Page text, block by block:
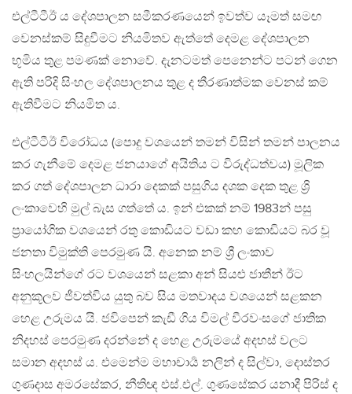
එල්ටීටීඊ ය දේශපාලන සමීකරණයෙන් ඉවත්ව යෑමත් සමඟ
වෙනස්කම් සිදුවීමට නියමිතව ඇත්තේ දෙමළ දේශපාලන
භූමිය තුළ පමණක් නොවේ. දැනටමත් පෙනෙන්ට පටන් ගෙන
ඇති පරිදි සිංහල දේශපාලනය තුළ ද තීරණාත්මක වෙනස් කම්
ඇතිවීමට නියමිත ය.
එල්ටීටීඊ විරෝධය (පොදු වශයෙන් තමන් විසින් තමන් පාලනය
කර ගැනීමේ දෙමළ ජනයාගේ අයිතිය ට විරුද්ධත්වය) මූලික
කර ගත් දේශපාලන ධාරා දෙකක් පසුගිය දශක දෙක තුළ ශ්‍රි
ලංකාවෙහි මුල් බැස ගත්තේ ය. ඉන් එකක් නම් 1983න් පසු
ප්‍රායෝගික වශයෙන් රතු කොඩියට වඩා කහ කොඩියට බර වූ
ජනතා විමුක්ති පෙරමුණ යි. අනෙක නම් ශ්‍රී ලංකාව
සිංහලයින්ගේ රට වශයෙන් සළකා අන් සියළු ජාතීන් ඊට
අනුකූලව ජීවත්විය යුතු බව සිය මතවාදය වශයෙන් සළකන
හෙළ උරුමය යි. ජවිපෙන් කැඩී ගිය විමල් වීරවංසගේ ජාතික
නිදහස් පෙරමුණ දරන්නේ ද හෙළ උරුමයේ අදහස් වලට
සමාන අදහස් ය. එමෙන්ම මහාචාර්‍ය නලින් ද සිල්වා, දොස්තර
ගුණදාස අමරසේකර, නීතිඥ එස්.එල්. ගුණසේකර යනාදී පිරිස් ද